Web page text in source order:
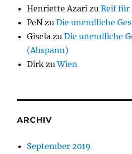
Henriette Azari zuReif für
PeN zuDie unendliche
Gisela zuDie unendliche
(Abspann)
Dirk zuWien
ARCHIV
September 2019